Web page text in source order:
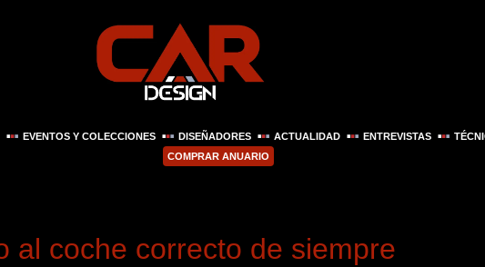
EVENTOS Y COLECCIONES DISEÑADORES ACTUALIDAD ENTREVISTAS
COMPRAR ANUARIO
al coche correcto de siempre